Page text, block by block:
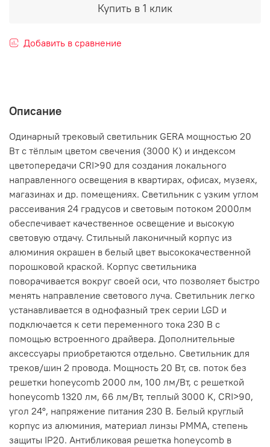
Купить в 1 клик
Добавить в сравнение
Описание
Одинарный трековый светильник GERA мощностью 20
Вт с тёплым цветом свечения (3000 К) и индексом
цветопередачи CRI>90 для создания локального
направленного освещения в квартирах, офисах, музеях,
магазинах и др. помещениях. Светильник с узким углом
рассеивания 24 градусов и световым потоком 2000лм
обеспечивает качественное освещение и высокую
световую отдачу. Стильный лаконичный корпус из
алюминия окрашен в белый цвет высококачественной
порошковой краской. Корпус светильника
поворачивается вокруг своей оси, что позволяет быстро
менять направление светового луча. Светильник легко
устанавливается в однофазный трек серии LGD и
подключается к сети переменного тока 230 В с
помощью встроенного драйвера. Дополнительные
аксессуары приобретаются отдельно. Светильник для
треков/шин 2 провода. Мощность 20 Вт, св. поток без
решетки honeycomb 2000 лм, 100 лм/Вт, с решеткой
honeycomb 1320 лм, 66 лм/Вт, теплый 3000 K, CRI>90,
угол 24°, напряжение питания 230 В. Белый круглый
корпус из алюминия, материал линзы PMMA, степень
защиты IP20. Антибликовая решетка honeycomb в